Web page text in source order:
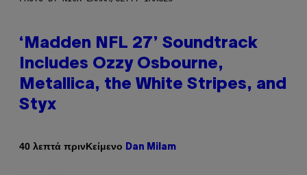
‘Madden NFL 27’ Soundtrack
Includes Ozzy Osbourne,
Metallica, the White Stripes, and
Styx
40 λεπτά πρινΚείμενο Dan Milam